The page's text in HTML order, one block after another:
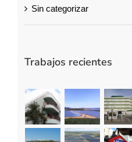
Sin categorizar
Trabajos recientes